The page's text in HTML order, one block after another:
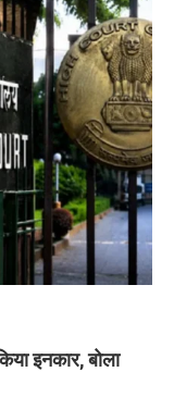
इनकार, बोला